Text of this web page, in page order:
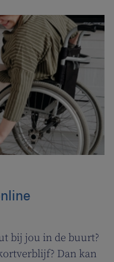
bij jou in de buurt?
Dan kan